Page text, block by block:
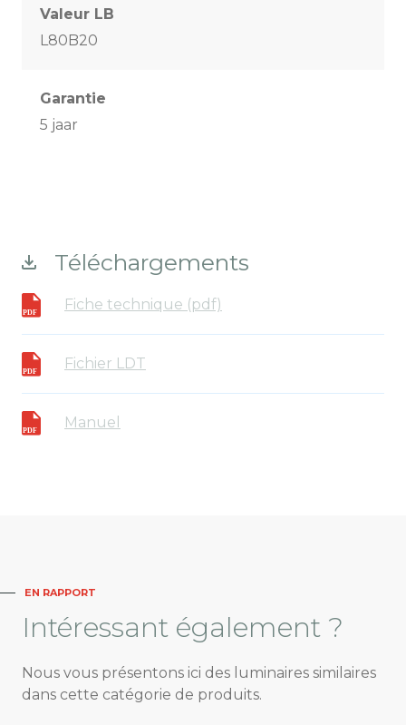
Valeur LB
L80B20
Garantie
5 jaar
Téléchargements
Fiche technique (pdf)
Fichier LDT
Manuel
EN RAPPORT
Intéressant également ?
Nous vous présentons ici des luminaires similaires
dans cette catégorie de produits.